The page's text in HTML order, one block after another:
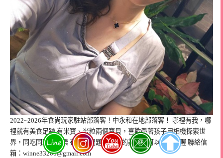
2022~2026年食尚玩家駐站部落客！中永和在地部落客！ 哪裡有我，哪
裡就有美食足跡 有米寶、米粒兩個寶貝，喜歡帶著孩子用相機探索世
界，同吃同玩也同樂 有相關問題或推薦的美食都可以洽詢我喔 聯絡信
箱： winne33200@gmail.com